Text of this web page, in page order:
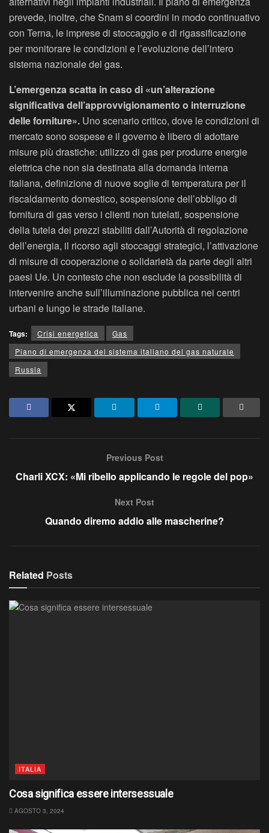
prevede, inoltre, che Snam si coordini in modo continuativo
con Terna, le imprese di stoccaggio e di rigassificazione
per monitorare le condizioni e l’evoluzione dell’intero
sistema nazionale del gas.
L’emergenza scatta in caso di «un’alterazione
significativa dell’approvvigionamento o interruzione
delle forniture». Uno scenario critico, dove le condizioni di
mercato sono sospese e il governo è libero di adottare
misure più drastiche: utilizzo di gas per produrre energie
elettrica che non sia destinata alla domanda interna
italiana, definizione di nuove soglie di temperatura per il
riscaldamento domestico, sospensione dell’obbligo di
fornitura di gas verso i clienti non tutelati, sospensione
della tutela dei prezzi stabiliti dall’Autorità di regolazione
dell’energia, il ricorso agli stoccaggi strategici, l’attivazione
di misure di cooperazione o solidarietà da parte degli altri
paesi Ue. Un contesto che non esclude la possibilità di
intervenire anche sull’illuminazione pubblica nei centri
urbani e lungo le strade italiane.
Tags: Crisi energetica
Gas
Piano di emergenza del sistema italiano del gas naturale
Russia
Previous Post
Charli XCX: «Mi ribello applicando le regole del pop»
Next Post
Quando diremo addio alle mascherine?
Related Posts
ITALIA
Cosa significa essere intersessuale
AGOSTO 3, 2024